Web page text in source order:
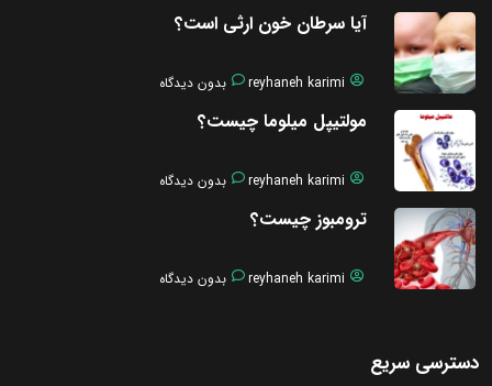
آیا سرطان خون ارثی است؟
reyhaneh karimi بدون دیدگاه
مولتیپل میلوما چیست؟
reyhaneh karimi بدون دیدگاه
ترومبوز چیست؟
reyhaneh karimi بدون دیدگاه
دسترسی سریع